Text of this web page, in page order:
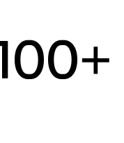
ПОДРОБНЕЕ >>
+